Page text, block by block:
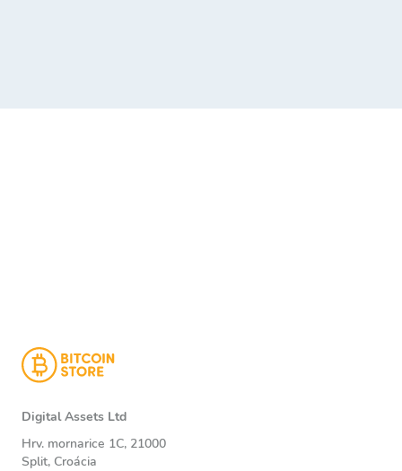
Digital Assets Ltd
Hrv. mornarice 1C, 21000
Split, Croácia